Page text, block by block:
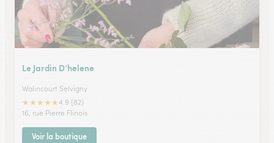
Le Jardin D’helene
Walincourt Selvigny
★★★★★4.9 (82)
16, rue Pierre Flinois
Voir la boutique